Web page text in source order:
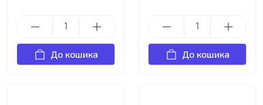
До кошика До кошика